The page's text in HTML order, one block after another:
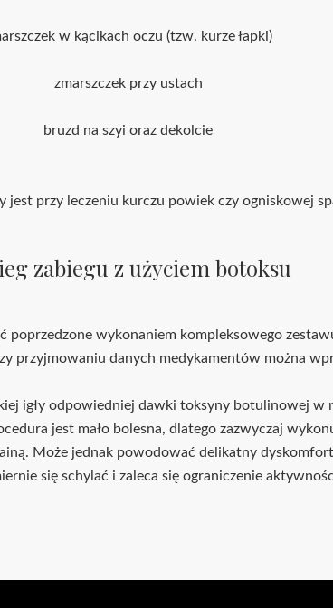
w kącikach oczu (tzw. kurze łapki)
zmarszczek przy ustach
bruzd na szyi oraz dekolcie
przy leczeniu kurczu powiek czy ogniskowej
zabiegu z użyciem botoksu
wykonaniem kompleksowego
przyjmowaniu danych medykamentów można
igły odpowiedniej dawki toksyny botulinowej
jest mało bolesna, dlatego zazwyczaj
Może jednak powodować delikatny